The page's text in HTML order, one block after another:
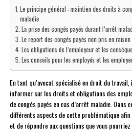
Le principe général : maintien des droits à
maladie
La prise des congés payés durant l’arrêt
Le report des congés payés non pris en
Les obligations de l’employeur et les
Les conseils pour les employés et les
En tant qu’avocat spécialisé en droit du
informer sur les droits et obligations des
de congés payés en cas d’arrêt maladie. Dans
différents aspects de cette problématique afin
et de répondre aux questions que vous pourriez